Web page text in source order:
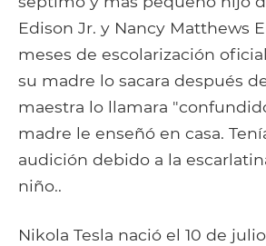
Edison Jr. y Nancy Matthews
meses de escolarización
su madre lo sacara después
maestra lo llamara
madre le enseñó en casa.
audición debido a la
niño..
Nikola Tesla nació el 10 de